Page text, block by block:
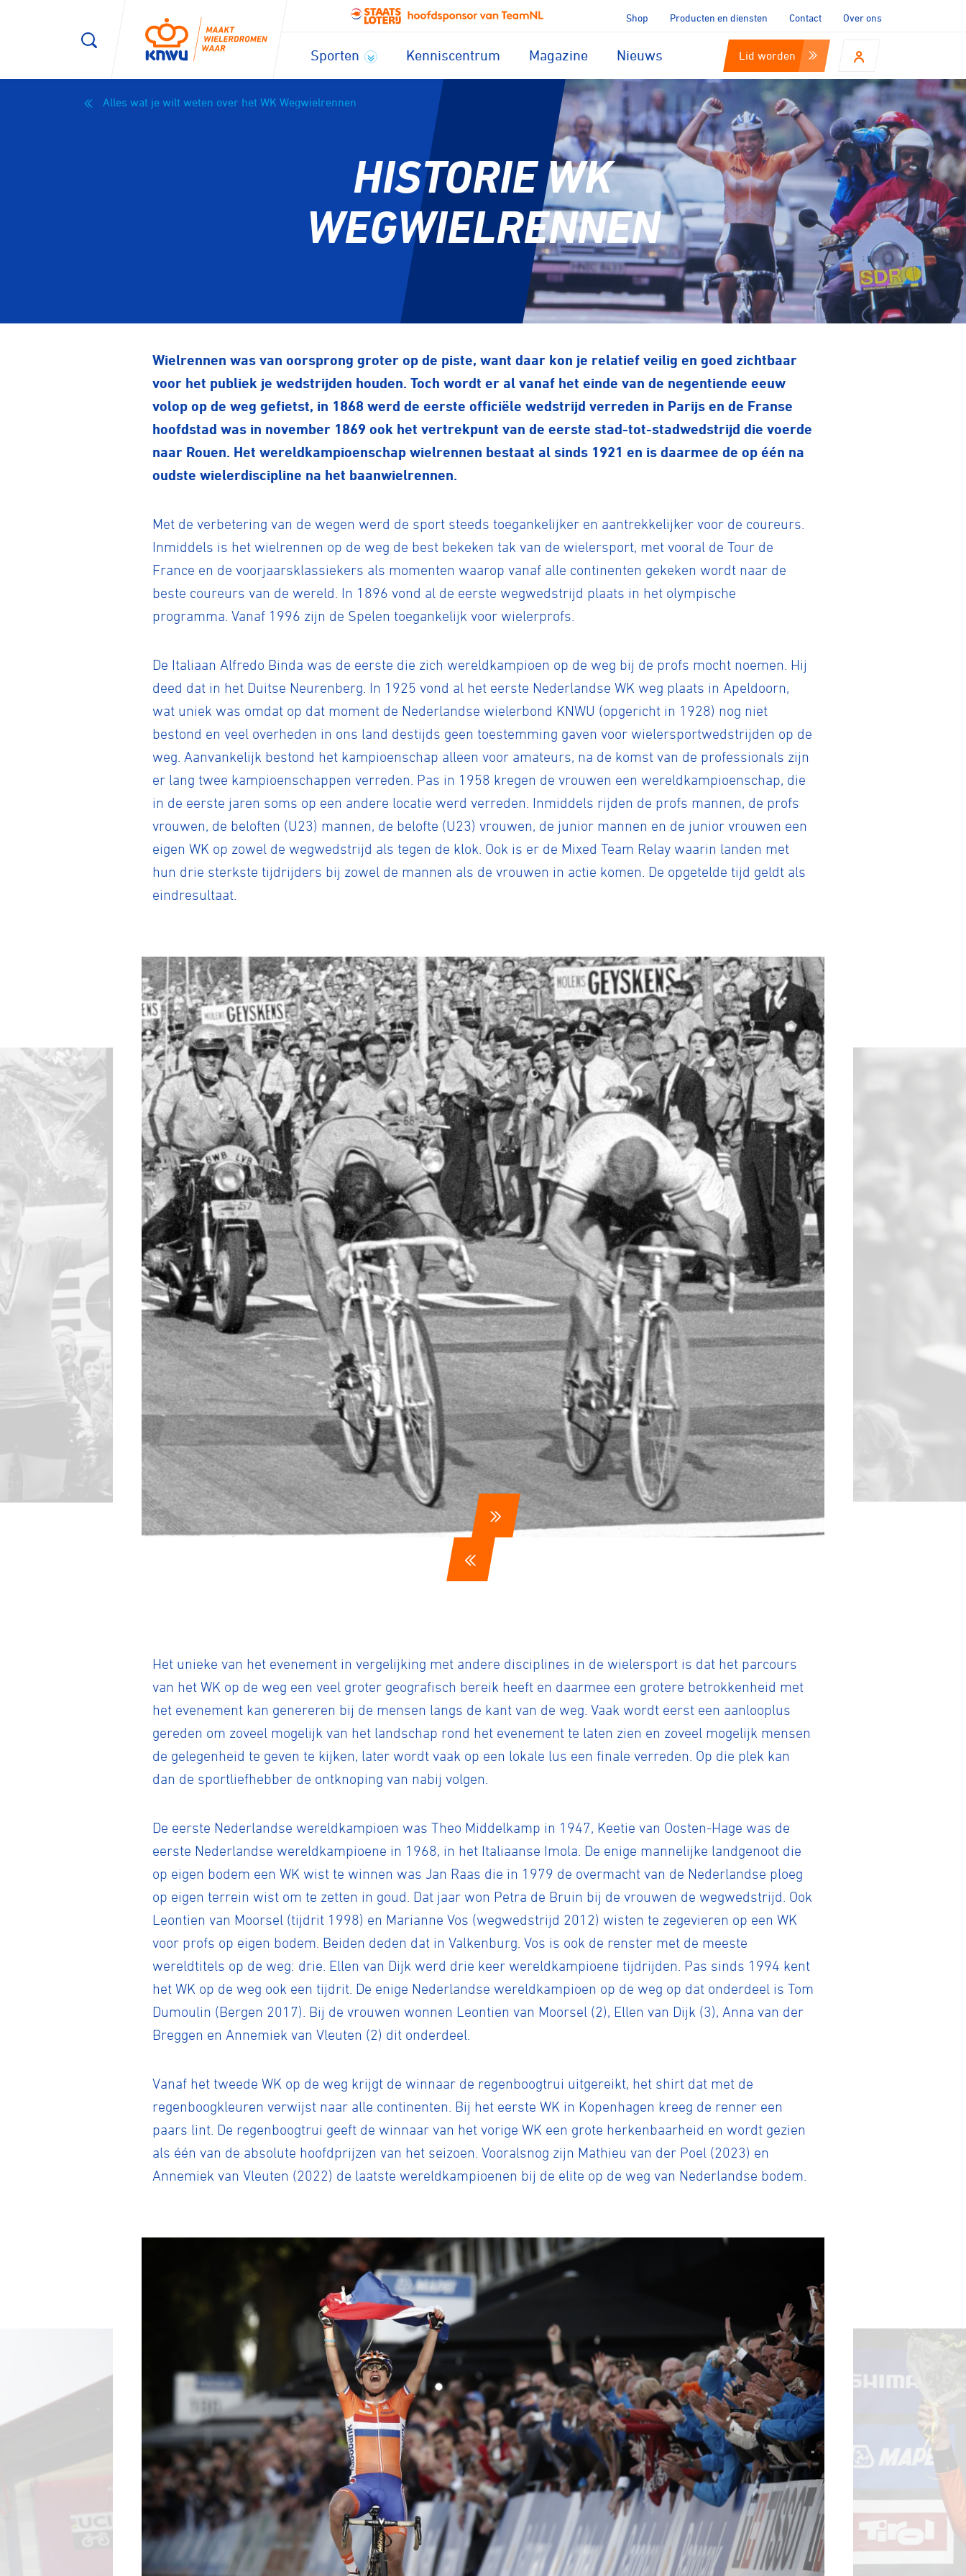
Shop Producten en diensten Contact Over ons
Sporten Kenniscentrum Magazine Nieuws Lid worden
Alles wat je wilt weten over het WK Wegwielrennen
HISTORIE WK
WEGWIELRENNEN
Wielrennen was van oorsprong groter op de piste, want daar kon je relatief veilig en goed zichtbaar
voor het publiek je wedstrijden houden. Toch wordt er al vanaf het einde van de negentiende eeuw
volop op de weg gefietst, in 1868 werd de eerste officiële wedstrijd verreden in Parijs en de Franse
hoofdstad was in november 1869 ook het vertrekpunt van de eerste stad-tot-stadwedstrijd die voerde
naar Rouen. Het wereldkampioenschap wielrennen bestaat al sinds 1921 en is daarmee de op één na
oudste wielerdiscipline na het baanwielrennen.
Met de verbetering van de wegen werd de sport steeds toegankelijker en aantrekkelijker voor de coureurs.
Inmiddels is het wielrennen op de weg de best bekeken tak van de wielersport, met vooral de Tour de
France en de voorjaarsklassiekers als momenten waarop vanaf alle continenten gekeken wordt naar de
beste coureurs van de wereld. In 1896 vond al de eerste wegwedstrijd plaats in het olympische
programma. Vanaf 1996 zijn de Spelen toegankelijk voor wielerprofs.
De Italiaan Alfredo Binda was de eerste die zich wereldkampioen op de weg bij de profs mocht noemen. Hij
deed dat in het Duitse Neurenberg. In 1925 vond al het eerste Nederlandse WK weg plaats in Apeldoorn,
wat uniek was omdat op dat moment de Nederlandse wielerbond KNWU (opgericht in 1928) nog niet
bestond en veel overheden in ons land destijds geen toestemming gaven voor wielersportwedstrijden op de
weg. Aanvankelijk bestond het kampioenschap alleen voor amateurs, na de komst van de professionals zijn
er lang twee kampioenschappen verreden. Pas in 1958 kregen de vrouwen een wereldkampioenschap, die
in de eerste jaren soms op een andere locatie werd verreden. Inmiddels rijden de profs mannen, de profs
vrouwen, de beloften (U23) mannen, de belofte (U23) vrouwen, de junior mannen en de junior vrouwen een
eigen WK op zowel de wegwedstrijd als tegen de klok. Ook is er de Mixed Team Relay waarin landen met
hun drie sterkste tijdrijders bij zowel de mannen als de vrouwen in actie komen. De opgetelde tijd geldt als
eindresultaat.
Het unieke van het evenement in vergelijking met andere disciplines in de wielersport is dat het parcours
van het WK op de weg een veel groter geografisch bereik heeft en daarmee een grotere betrokkenheid met
het evenement kan genereren bij de mensen langs de kant van de weg. Vaak wordt eerst een aanlooplus
gereden om zoveel mogelijk van het landschap rond het evenement te laten zien en zoveel mogelijk mensen
de gelegenheid te geven te kijken, later wordt vaak op een lokale lus een finale verreden. Op die plek kan
dan de sportliefhebber de ontknoping van nabij volgen.
De eerste Nederlandse wereldkampioen was Theo Middelkamp in 1947, Keetie van Oosten-Hage was de
eerste Nederlandse wereldkampioene in 1968, in het Italiaanse Imola. De enige mannelijke landgenoot die
op eigen bodem een WK wist te winnen was Jan Raas die in 1979 de overmacht van de Nederlandse ploeg
op eigen terrein wist om te zetten in goud. Dat jaar won Petra de Bruin bij de vrouwen de wegwedstrijd. Ook
Leontien van Moorsel (tijdrit 1998) en Marianne Vos (wegwedstrijd 2012) wisten te zegevieren op een WK
voor profs op eigen bodem. Beiden deden dat in Valkenburg. Vos is ook de renster met de meeste
wereldtitels op de weg: drie. Ellen van Dijk werd drie keer wereldkampioene tijdrijden. Pas sinds 1994 kent
het WK op de weg ook een tijdrit. De enige Nederlandse wereldkampioen op de weg op dat onderdeel is Tom
Dumoulin (Bergen 2017). Bij de vrouwen wonnen Leontien van Moorsel (2), Ellen van Dijk (3), Anna van der
Breggen en Annemiek van Vleuten (2) dit onderdeel.
Vanaf het tweede WK op de weg krijgt de winnaar de regenboogtrui uitgereikt, het shirt dat met de
regenboogkleuren verwijst naar alle continenten. Bij het eerste WK in Kopenhagen kreeg de renner een
paars lint. De regenboogtrui geeft de winnaar van het vorige WK een grote herkenbaarheid en wordt gezien
als één van de absolute hoofdprijzen van het seizoen. Vooralsnog zijn Mathieu van der Poel (2023) en
Annemiek van Vleuten (2022) de laatste wereldkampioenen bij de elite op de weg van Nederlandse bodem.
Wegwielrennen Mountainbiken
BMX Race E-Racing
BMX freestyle Gravel
Veldrijden Biketrial
Pumptrack